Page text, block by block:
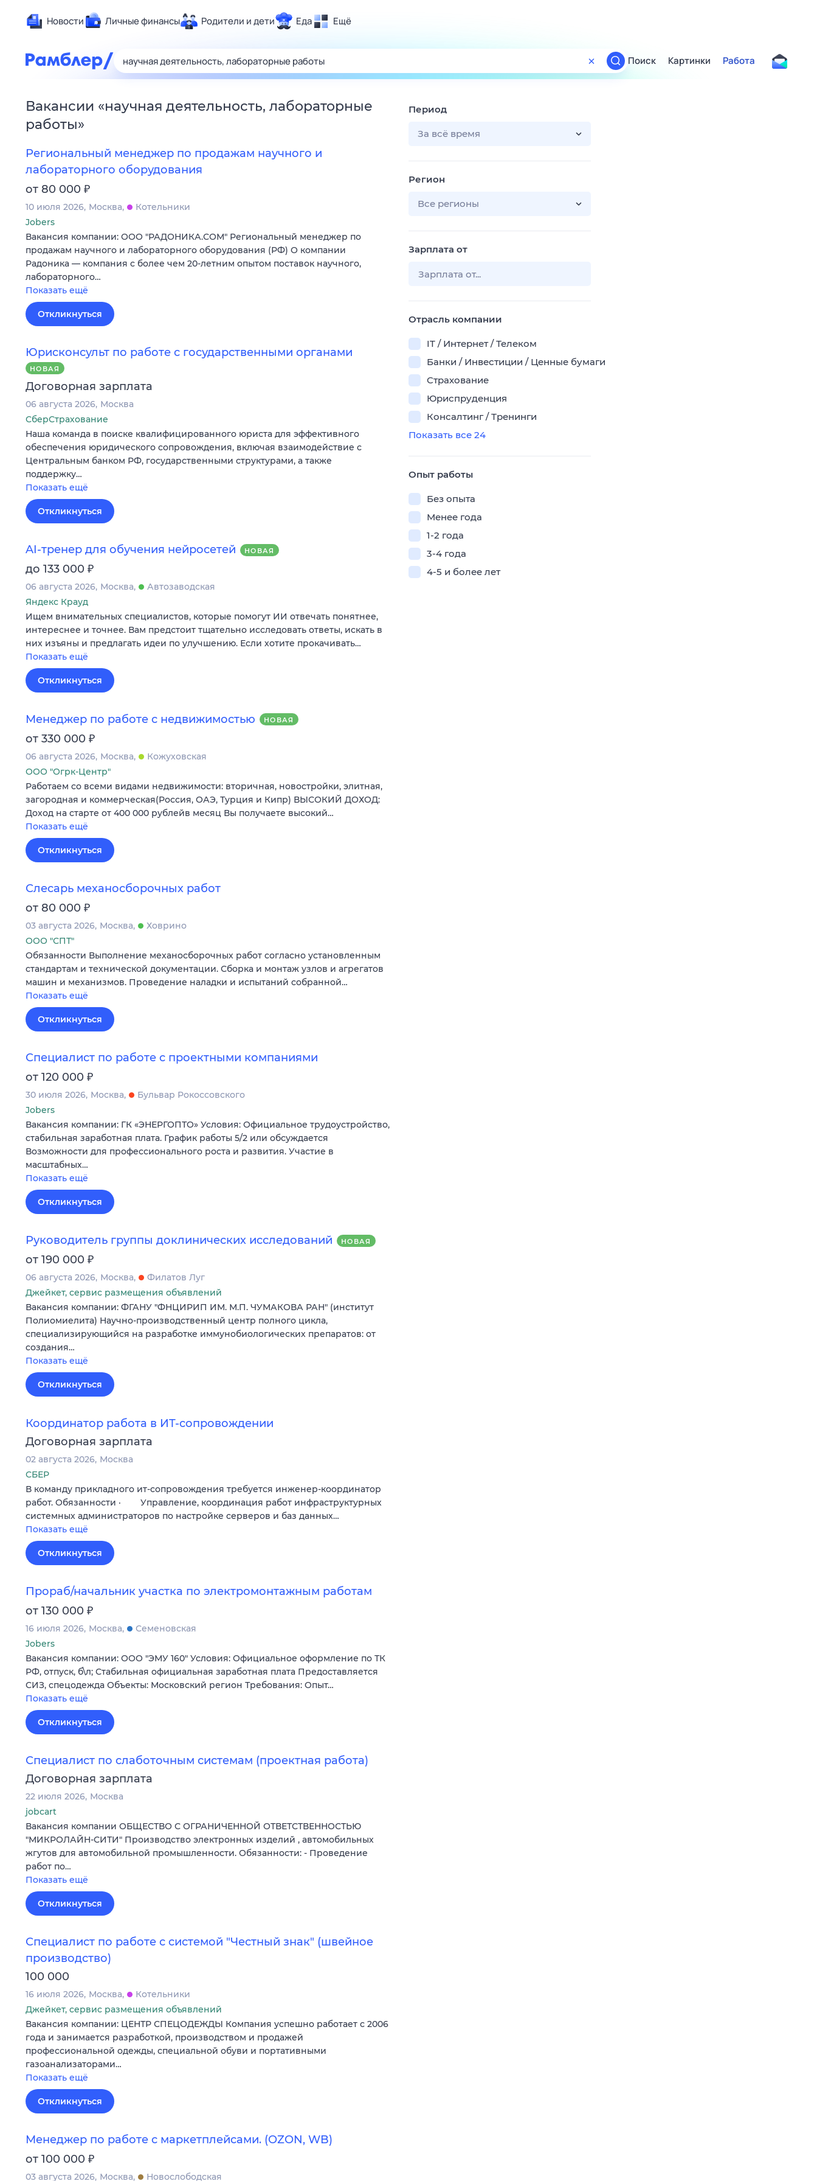
Новости Личные финансы Родители и дети Еда Ещё
Здоровье
Развлечения и отдых
Спорт
Авто
Поиск
ТВ-программа
Поиск Картинки Работа
Вакансии «научная деятельность, лабораторные
работы»
Региональный менеджер по продажам научного и
лабораторного оборудования
от 80 000 ₽
10 июля 2026 Москва
Котельники
Jobers
Вакансия компании: ООО "РАДОНИКА.СОМ" Региональный менеджер по
продажам научного и лабораторного оборудования (РФ) О компании
Радоника — компания с более чем 20-летним опытом поставок научного,
лабораторного…
Показать ещё
Откликнуться
Юрисконсульт по работе с государственными органами
НОВАЯ
Договорная зарплата
06 августа 2026 Москва
СберСтрахование
Наша команда в поиске квалифицированного юриста для эффективного
обеспечения юридического сопровождения, включая взаимодействие с
Центральным банком РФ, государственными структурами, а также
поддержку…
Показать ещё
Откликнуться
AI-тренер для обучения нейросетей НОВАЯ
до 133 000 ₽
06 августа 2026 Москва
Автозаводская
Яндекс Крауд
Ищем внимательных специалистов, которые помогут ИИ отвечать понятнее,
интереснее и точнее. Вам предстоит тщательно исследовать ответы, искать в
них изъяны и предлагать идеи по улучшению. Если хотите прокачивать…
Показать ещё
Откликнуться
Менеджер по работе с недвижимостью НОВАЯ
от 330 000 ₽
06 августа 2026 Москва
Кожуховская
ООО "Огрк-Центр"
Работаем со всеми видами недвижимости: вторичная, новостройки, элитная,
загородная и коммерческая(Россия, ОАЭ, Турция и Кипр) ВЫСОКИЙ ДОХОД:
Доход на старте от 400 000 рублейв месяц Вы получаете высокий…
Показать ещё
Откликнуться
Слесарь механосборочных работ
от 80 000 ₽
03 августа 2026 Москва
Ховрино
ООО "СПТ"
Обязанности Выполнение механосборочных работ согласно установленным
стандартам и технической документации. Сборка и монтаж узлов и агрегатов
машин и механизмов. Проведение наладки и испытаний собранной…
Показать ещё
Откликнуться
Специалист по работе с проектными компаниями
от 120 000 ₽
30 июля 2026 Москва
Бульвар Рокоссовского
Jobers
Вакансия компании: ГК «ЭНЕРГОПТО» Условия: Официальное трудоустройство,
стабильная заработная плата. График работы 5/2 или обсуждается
Возможности для профессионального роста и развития. Участие в
масштабных…
Показать ещё
Откликнуться
Руководитель группы доклинических исследований НОВАЯ
от 190 000 ₽
06 августа 2026 Москва
Филатов Луг
Джейкет, сервис размещения объявлений
Вакансия компании: ФГАНУ "ФНЦИРИП ИМ. М.П. ЧУМАКОВА РАН" (институт
Полиомиелита) Научно-производственный центр полного цикла,
специализирующийся на разработке иммунобиологических препаратов: от
создания…
Показать ещё
Откликнуться
Координатор работа в ИТ-сопровождении
Договорная зарплата
02 августа 2026 Москва
СБЕР
В команду прикладного ит-сопровождения требуется инженер-координатор
работ. Обязанности · Управление, координация работ инфраструктурных
системных администраторов по настройке серверов и баз данных…
Показать ещё
Откликнуться
Прораб/начальник участка по электромонтажным работам
от 130 000 ₽
16 июля 2026 Москва
Семеновская
Jobers
Вакансия компании: ООО "ЭМУ 160" Условия: Официальное оформление по ТК
РФ, отпуск, б\л; Стабильная официальная заработная плата Предоставляется
СИЗ, спецодежда Объекты: Московский регион Требования: Опыт…
Показать ещё
Откликнуться
Специалист по слаботочным системам (проектная работа)
Договорная зарплата
22 июля 2026 Москва
jobcart
Вакансия компании ОБЩЕСТВО С ОГРАНИЧЕННОЙ ОТВЕТСТВЕННОСТЬЮ
"МИКРОЛАЙН-СИТИ" Производство электронных изделий , автомобильных
жгутов для автомобильной промышленности. Обязанности: - Проведение
работ по…
Показать ещё
Откликнуться
Специалист по работе с системой "Честный знак" (швейное
производство)
100 000
16 июля 2026 Москва
Котельники
Джейкет, сервис размещения объявлений
Вакансия компании: ЦЕНТР СПЕЦОДЕЖДЫ Компания успешно работает с 2006
года и занимается разработкой, производством и продажей
профессиональной одежды, специальной обуви и портативными
газоанализаторами…
Показать ещё
Откликнуться
Менеджер по работе с маркетплейсами. (OZON, WB)
от 100 000 ₽
03 августа 2026 Москва Новослободская
Период
За всё время
Регион
Все регионы
Зарплата от
Отрасль компании
IT / Интернет / Телеком
Банки / Инвестиции / Ценные бумаги
Страхование
Юриспруденция
Консалтинг / Тренинги
Показать все 24
Опыт работы
Без опыта
Менее года
1-2 года
3-4 года
4-5 и более лет